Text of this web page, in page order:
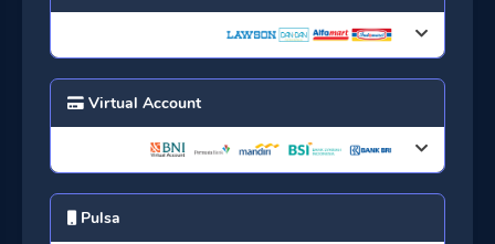
Virtual Account
Pulsa